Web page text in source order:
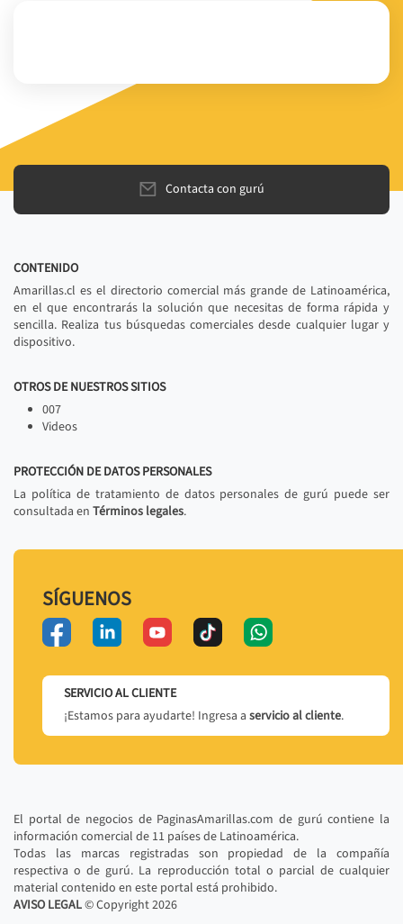
Contacta con gurú
CONTENIDO
Amarillas.cl es el directorio comercial más grande de Latinoamérica,
en el que encontrarás la solución que necesitas de forma rápida y
sencilla. Realiza tus búsquedas comerciales desde cualquier lugar y
dispositivo.
OTROS DE NUESTROS SITIOS
007
Videos
PROTECCIÓN DE DATOS PERSONALES
La política de tratamiento de datos personales de gurú puede ser
consultada en Términos legales.
SÍGUENOS
SERVICIO AL CLIENTE
¡Estamos para ayudarte! Ingresa a servicio al cliente.
El portal de negocios de PaginasAmarillas.com de gurú contiene la
información comercial de 11 países de Latinoamérica.
Todas las marcas registradas son propiedad de la compañía
respectiva o de gurú. La reproducción total o parcial de cualquier
material contenido en este portal está prohibido.
AVISO LEGAL© Copyright2026